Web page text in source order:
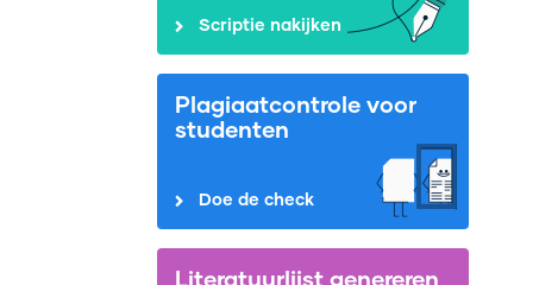
Scriptie nakijken
Plagiaatcontrole voor
studenten
Doe de check
Literatuurlijst genereren